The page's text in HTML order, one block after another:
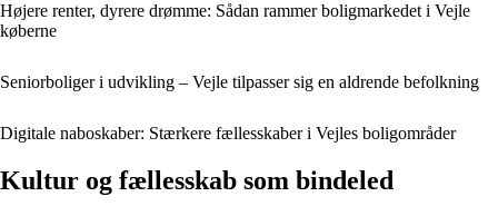
Højere renter, dyrere drømme: Sådan rammer boligmarkedet i Vejle
køberne
Seniorboliger i udvikling – Vejle tilpasser sig en aldrende befolkning
Digitale naboskaber: Stærkere fællesskaber i Vejles boligområder
Kultur og fællesskab som bindeled